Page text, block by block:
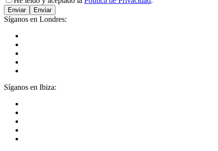
Enviar
Síganos en Londres:
Síganos en Ibiza: